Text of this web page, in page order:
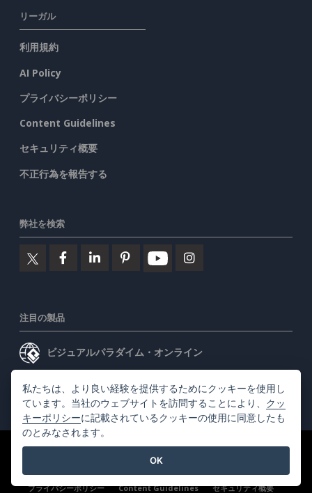
リーガル
利用規約
AI Policy
プライバシーポリシー
Content Guidelines
セキュリティ概要
不正行為を報告する
弊社を検索
注目の製品
ビジュアルパラダイム・オンライン
ビジュアルパラダイムデスクトップ
©2026 by Visual Paradigm. 全ての権利を有する
プライバシーポリシー
Content Guidelines セキュリティ概要
私たちは、より良い経験を提供するためにクッキーを使用し
ています。当社のウェブサイトを訪問することにより、 クッ
キーポリシーに記載されているクッキーの使用に同意したも
のとみなされます。
OK